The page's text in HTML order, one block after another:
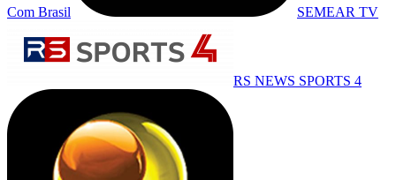
Com Brasil SEMEAR TV
RS NEWS SPORTS 4